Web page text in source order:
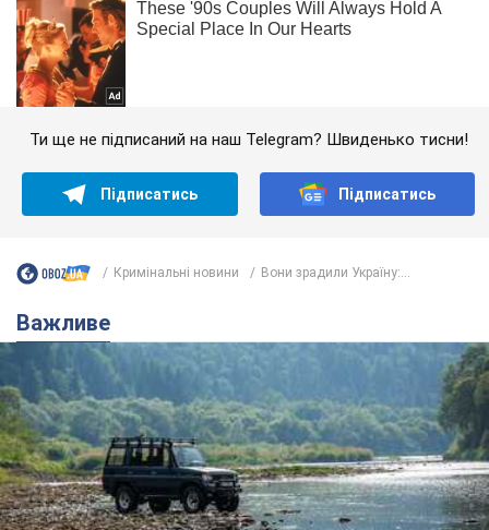
Ти ще не підписаний на наш Telegram? Швиденько тисни!
Підписатись Підписатись
Кримінальні новини Вони зрадили Україну:...
Важливе